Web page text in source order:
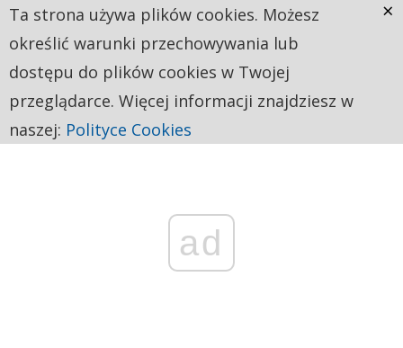
ad
Ta strona używa plików cookies. Możesz
określić warunki przechowywania lub
dostępu do plików cookies w Twojej
przeglądarce. Więcej informacji znajdziesz w
naszej: Polityce Cookies
×